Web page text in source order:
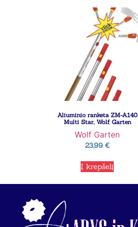
Aliuminio ranketa ZM-A140
Multi Star, Wolf Garten
Wolf Garten
23,99 €
Į krepšelį